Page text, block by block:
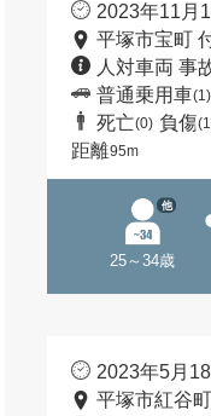
2023年11月
平塚市宝町
人対車両 事
普通乗用車(1)
死亡(0) 負傷
距離95m
25～34歳
他
2023年5月
平塚市紅谷